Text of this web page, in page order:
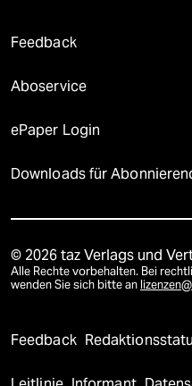
Feedback
Aboservice
ePaper Login
Downloads für
© 2026 taz Verlags und
Alle Rechte vorbehalten. Bei
wenden Sie sich bitte an
Feedback